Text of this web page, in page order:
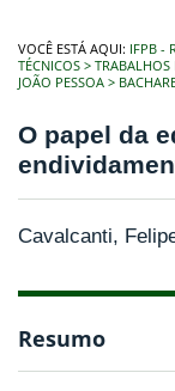
VOCÊ ESTÁ AQUI: IFPB -
TÉCNICOS
TRABALHOS
JOÃO PESSOA
O papel da
Cavalcanti,
Resumo